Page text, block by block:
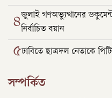
৪জুলাই গণঅভ্যুত্থানের
নির্বাচিত বয়ান
৫ঢাবিতে ছাত্রদল নেতাকে
সম্পর্কিত